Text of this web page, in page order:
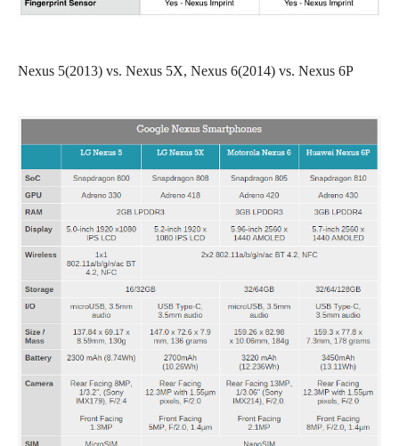
Nexus 5(2013) vs. Nexus 5X, Nexus 6(2014) vs. Nexus 6P